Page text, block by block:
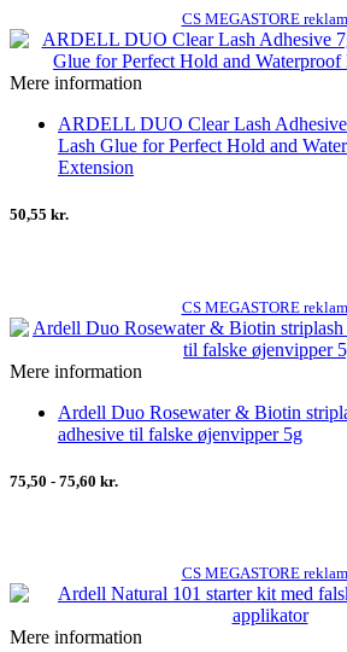
CS MEGASTORE
Mere information
ARDELL DUO Clear Lash
Lash Glue for Perfect Hold and
Extension
50,55 kr.
CS MEGASTORE
Mere information
Ardell Duo Rosewater & Biotin
adhesive til falske øjenvipper 5g
75,50 - 75,60 kr.
CS MEGASTORE
Mere information